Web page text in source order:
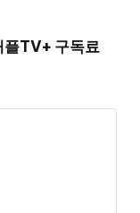
플TV+ 구독료